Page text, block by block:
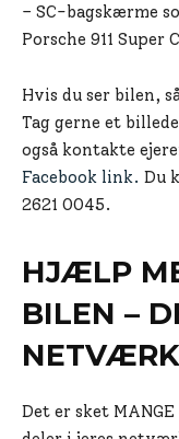
– SC-bagskærme
Porsche 911 Super
Hvis du ser bilen,
Tag gerne et
også kontakte
Facebook link. Du
2621 0045.
HJÆLP
BILEN –
Det er sket